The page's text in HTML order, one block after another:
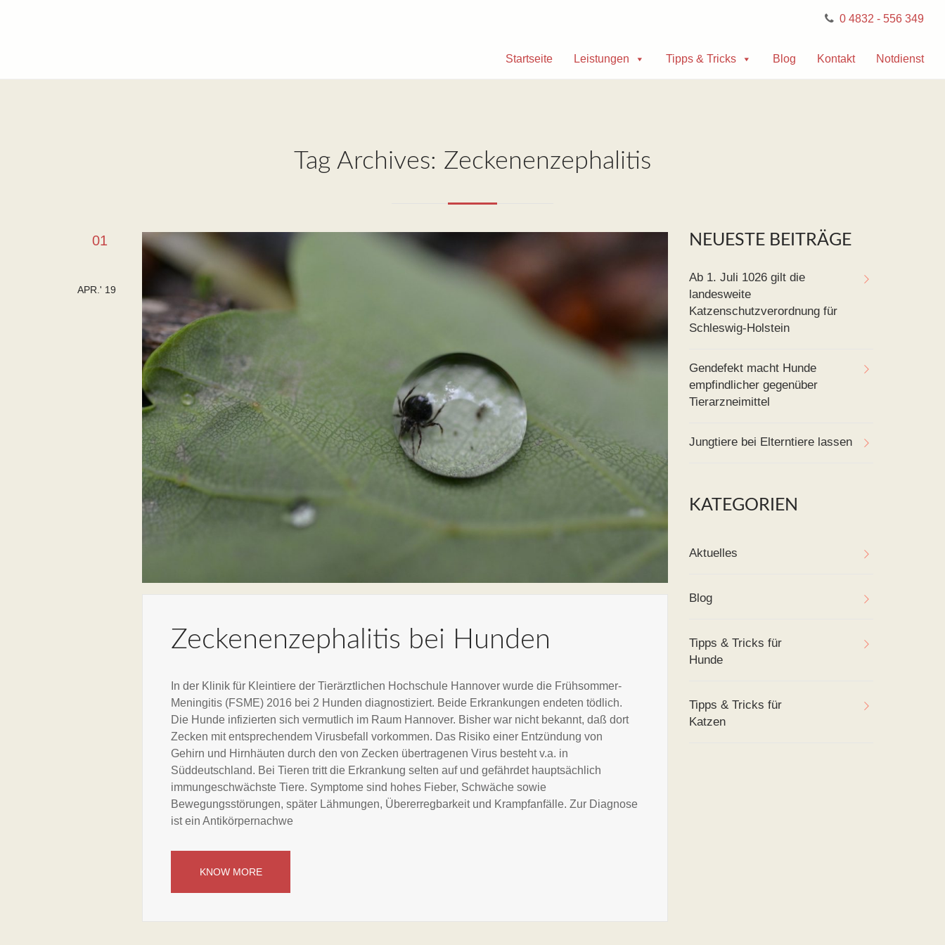
0 4832 - 556 349
Startseite Leistungen Tipps & Tricks Blog Kontakt Notdienst
Tag Archives: Zeckenenzephalitis
01
APR.' 19
Zeckenenzephalitis bei Hunden
In der Klinik für Kleintiere der Tierärztlichen Hochschule Hannover wurde die Frühsommer-
Meningitis (FSME) 2016 bei 2 Hunden diagnostiziert. Beide Erkrankungen endeten tödlich.
Die Hunde infizierten sich vermutlich im Raum Hannover. Bisher war nicht bekannt, daß dort
Zecken mit entsprechendem Virusbefall vorkommen. Das Risiko einer Entzündung von
Gehirn und Hirnhäuten durch den von Zecken übertragenen Virus besteht v.a. in
Süddeutschland. Bei Tieren tritt die Erkrankung selten auf und gefährdet hauptsächlich
immungeschwächste Tiere. Symptome sind hohes Fieber, Schwäche sowie
Bewegungsstörungen, später Lähmungen, Übererregbarkeit und Krampfanfälle. Zur Diagnose
ist ein Antikörpernachwe
KNOW MORE
NEUESTE BEITRÄGE
Ab 1. Juli 1026 gilt die
landesweite
Katzenschutzverordnung für
Schleswig-Holstein
Gendefekt macht Hunde
empfindlicher gegenüber
Tierarzneimittel
Jungtiere bei Elterntiere lassen
KATEGORIEN
Aktuelles
Blog
Tipps & Tricks für
Hunde
Tipps & Tricks für
Katzen